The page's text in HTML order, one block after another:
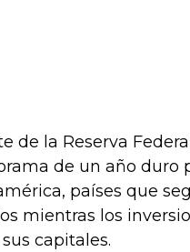
de la Reserva
de un año duro
países que
mientras los
capitales.